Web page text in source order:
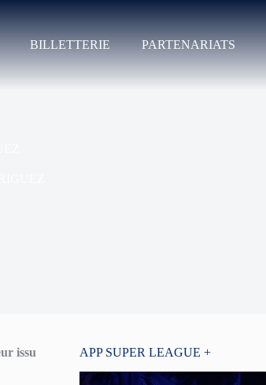
BILLETTERIE PARTENARIATS
issu
APP SUPER LEAGUE +